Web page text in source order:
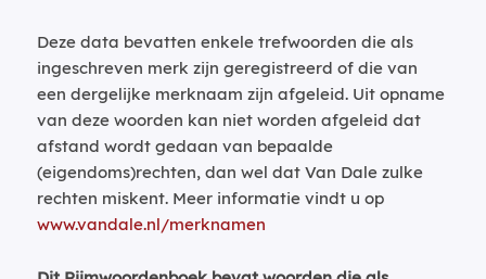
Deze data bevatten enkele trefwoorden die als
ingeschreven merk zijn geregistreerd of die van
een dergelijke merknaam zijn afgeleid. Uit opname
van deze woorden kan niet worden afgeleid dat
afstand wordt gedaan van bepaalde
(eigendoms)rechten, dan wel dat Van Dale zulke
rechten miskent. Meer informatie vindt u op
www.vandale.nl/merknamen